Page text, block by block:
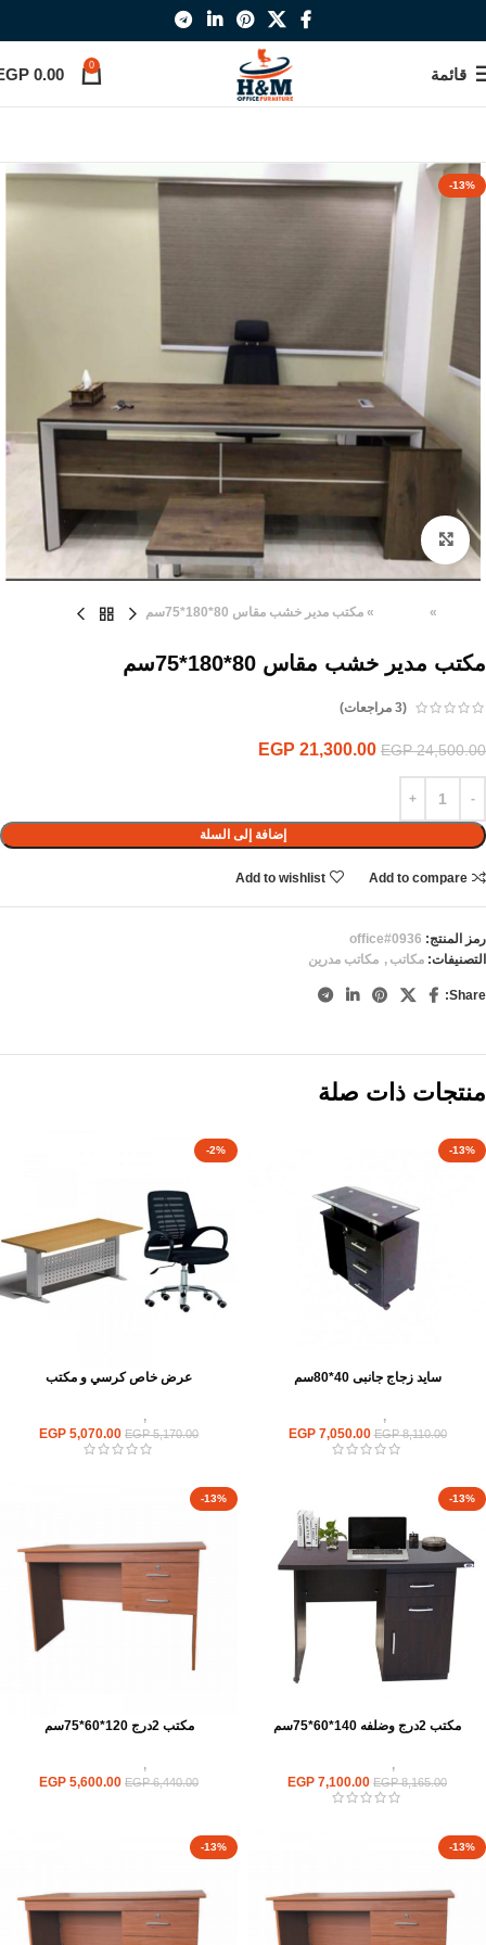
قائمة 0
0.00
-13%
Click to enlarge
»
» مكتب مدير خشب مقاس 80*180*75سم
مكتب مدير خشب مقاس 80*180*75سم
(
3 مراجعات)
EGP24,500.00
EGP 21,300.00
إضافة إلى السلة
Add to compare
Add to wishlist
رمز المنتج: office#0936
التصنيفات: مكاتب , مكاتب مدرين
Share:
منتجات ذات صلة
-13%
سايد زجاج جانبى 40*80سم
مكاتب,
EGP8,110.00
EGP7,050.00
-2%
عرض خاص كرسي و مكتب
مكاتب,
EGP5,170.00
EGP 5,070.00
-13%
مكتب 2درج وضلفه 140*60*75سم
مكاتب,
EGP8,165.00
EGP 7,100.00
-13%
مكتب 2درج 120*60*75سم
مكاتب,
EGP6,440.00
EGP 5,600.00
-13%
-13%